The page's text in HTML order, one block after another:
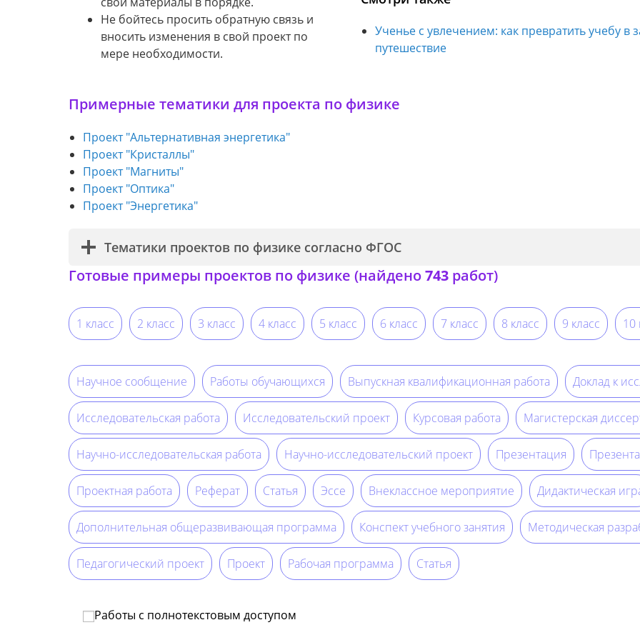
Не бойтесь просить обратную связь и
вносить изменения в свой проект по
мере необходимости.
Ученье с увлечением: как превратить учебу в
путешествие
Примерные тематики для проекта по физике
Проект "Альтернативная энергетика"
Проект "Кристаллы"
Проект "Магниты"
Проект "Оптика"
Проект "Энергетика"
Тематики проектов по физике согласно ФГОС
Готовые примеры проектов по физике (найдено743работ)
1 класс 2 класс 3 класс 4 класс 5 класс 6 класс 7 класс 8 класс 9 класс 10
Научное сообщение Работы обучающихся Выпускная квалификационная работа Доклад к
Исследовательская работа Исследовательский проект Курсовая работа Магистерская
Научно-исследовательская работа Научно-исследовательский проект Презентация
Проектная работа Реферат Статья Эссе Внеклассное мероприятие Дидактическая
Дополнительная общеразвивающая программа Конспект учебного занятия Методическая
Педагогический проект Проект Рабочая программа Статья
Работы с полнотекстовым доступом